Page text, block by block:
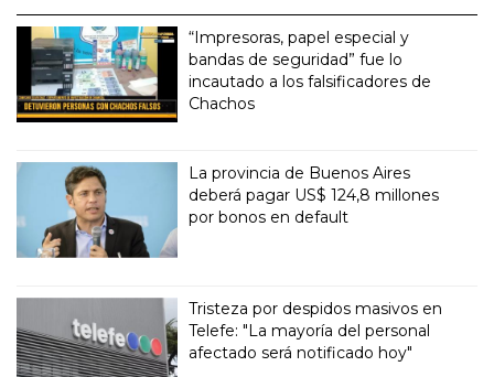
“Impresoras, papel especial y
bandas de seguridad” fue lo
incautado a los falsificadores de
Chachos
La provincia de Buenos Aires
deberá pagar US$ 124,8 millones
por bonos en default
Tristeza por despidos masivos en
Telefe: "La mayoría del personal
afectado será notificado hoy"